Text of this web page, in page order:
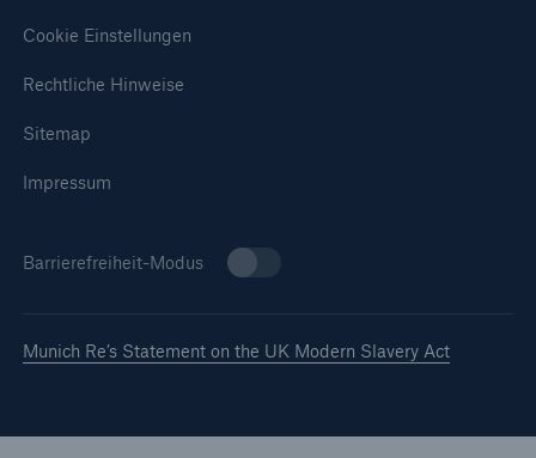
Cookie Einstellungen
Rechtliche Hinweise
Sitemap
Impressum
Barrierefreiheit-Modus
Munich Re’s Statement on the UK Modern Slavery Act